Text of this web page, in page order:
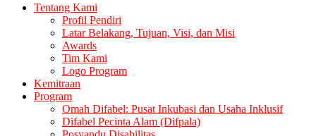
Tentang Kami
Profil Pendiri
Latar Belakang, Tujuan, Visi, dan Misi
Awards
Tim Kami
Logo Program
Kemitraan
Program
Omah Difabel: Pusat Inkubasi dan Usaha Inklusif
Difabel Pecinta Alam (Difpala)